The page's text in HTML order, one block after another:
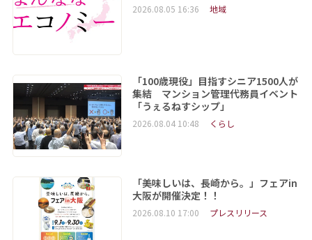
2026.08.05 16:36 地域
「100歳現役」目指すシニア1500人が
集結 マンション管理代務員イベント
「うぇるねすシップ」
2026.08.04 10:48 くらし
「美味しいは、長崎から。」フェアin
大阪が開催決定！！
2026.08.10 17:00 プレスリリース